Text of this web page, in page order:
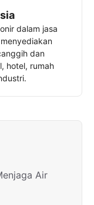
dalam jasa
dan
hotel, rumah
Air